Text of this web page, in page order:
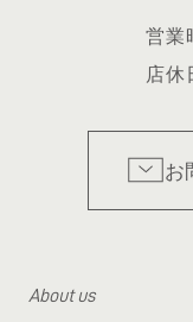
営業
店休
お
About us